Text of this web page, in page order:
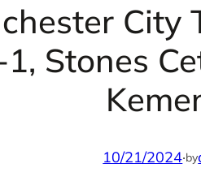
City
Stones
10/21/2024·by